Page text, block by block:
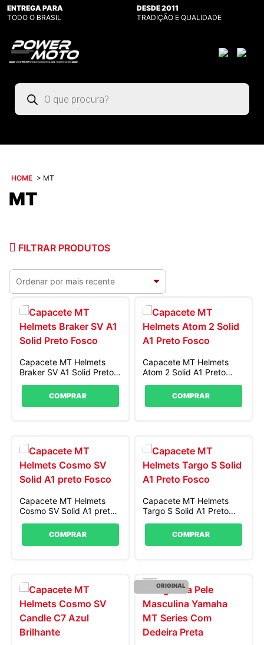
ENTREGA PARA
TODO O BRASIL
DESDE 2011
TRADIÇÃO E QUALIDADE
Pesquisar
produtos
HOME > MT
MT
FILTRAR PRODUTOS
Capacete MT Helmets
Braker SV A1 Solid Preto
COMPRAR
Capacete MT Helmets
Atom 2 Solid A1 Preto
COMPRAR
Capacete MT Helmets
Cosmo SV Solid A1 preto
COMPRAR
Capacete MT Helmets
Targo S Solid A1 Preto
COMPRAR
ORIGINAL